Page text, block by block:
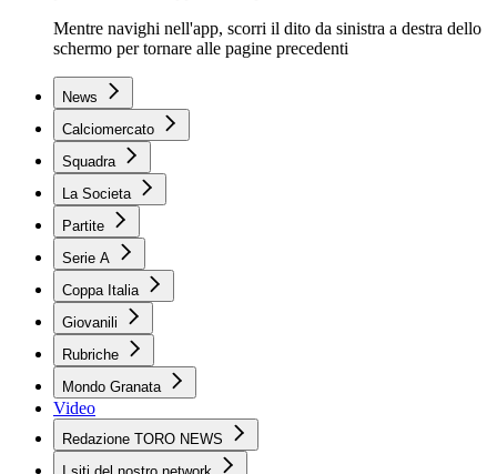
Mentre navighi nell'app, scorri il dito da sinistra a destra dello
schermo per tornare alle pagine precedenti
News
Calciomercato
Squadra
La Societa
Partite
Serie A
Coppa Italia
Giovanili
Rubriche
Mondo Granata
Video
Redazione TORO NEWS